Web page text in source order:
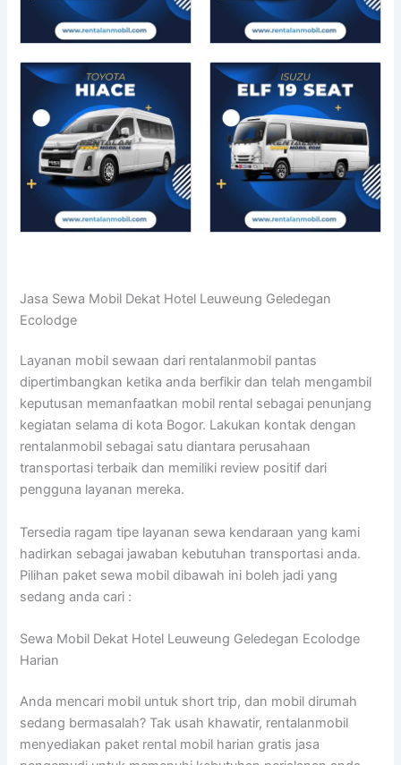
Jasa Sewa Mobil Dekat Hotel Leuweung Geledegan
Ecolodge
Layanan mobil sewaan dari rentalanmobil pantas
dipertimbangkan ketika anda berfikir dan telah mengambil
keputusan memanfaatkan mobil rental sebagai penunjang
kegiatan selama di kota Bogor. Lakukan kontak dengan
rentalanmobil sebagai satu diantara perusahaan
transportasi terbaik dan memiliki review positif dari
pengguna layanan mereka.
Tersedia ragam tipe layanan sewa kendaraan yang kami
hadirkan sebagai jawaban kebutuhan transportasi anda.
Pilihan paket sewa mobil dibawah ini boleh jadi yang
sedang anda cari :
Sewa Mobil Dekat Hotel Leuweung Geledegan Ecolodge
Harian
Anda mencari mobil untuk short trip, dan mobil dirumah
sedang bermasalah? Tak usah khawatir, rentalanmobil
menyediakan paket rental mobil harian gratis jasa